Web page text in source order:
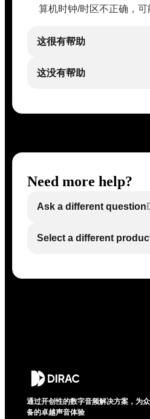
算机时钟/时区不正确，
这很有帮助
这没有帮助
Need more help?
Ask a different question
Select a different
通过开创性的数字音频解决方案，为
备的卓越声音体验